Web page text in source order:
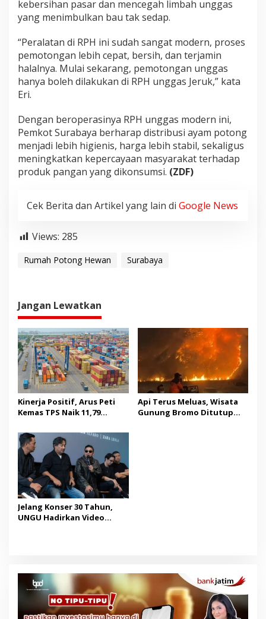
kebersihan pasar dan mencegah limbah unggas
yang menimbulkan bau tak sedap.
“Peralatan di RPH ini sudah sangat modern, proses
pemotongan lebih cepat, bersih, dan terjamin
halalnya. Mulai sekarang, pemotongan unggas
hanya boleh dilakukan di RPH unggas Jeruk,” kata
Eri.
Dengan beroperasinya RPH unggas modern ini,
Pemkot Surabaya berharap distribusi ayam potong
menjadi lebih higienis, harga lebih stabil, sekaligus
meningkatkan kepercayaan masyarakat terhadap
produk pangan yang dikonsumsi. (ZDF)
Cek Berita dan Artikel yang lain di Google News
Views: 285
Rumah Potong Hewan Surabaya
Jangan Lewatkan
Kinerja Positif, Arus Peti
Kemas TPS Naik 11,79
Api Terus Meluas, Wisata
Gunung Bromo Ditutup
Jelang Konser 30 Tahun,
UNGU Hadirkan Video